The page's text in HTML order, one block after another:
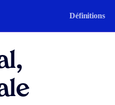
Définitions